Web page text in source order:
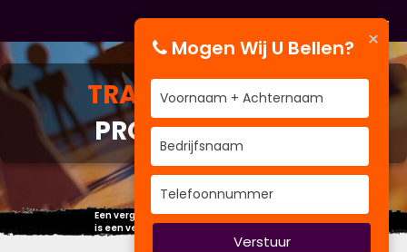
TRAININGJQUERY
PROGRAMMEREN
Een vergadering waarin iedereen het eens is,
is een verloren vergadering.
×
Mogen Wij U Bellen?
Verstuur